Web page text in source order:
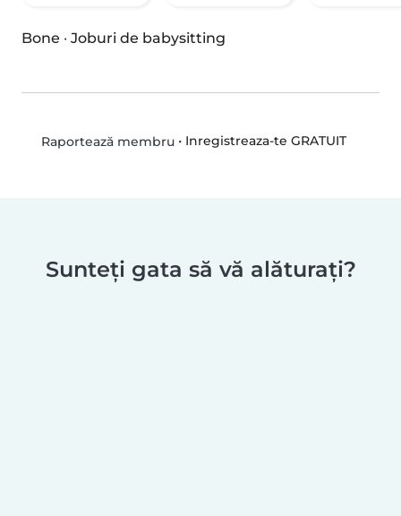
Bone · Joburi de babysitting
Raportează membru• Inregistreaza-te GRATUIT
Sunteți gata să vă alăturați?